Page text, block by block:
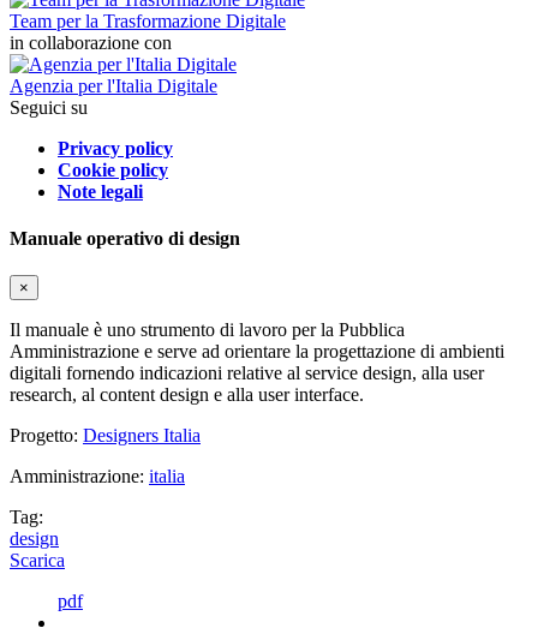
Team per la Trasformazione Digitale
in collaborazione con
Agenzia per l'Italia Digitale
Seguici su
Privacy policy
Cookie policy
Note legali
Manuale operativo di design
×
Il manuale è uno strumento di lavoro per la Pubblica
Amministrazione e serve ad orientare la progettazione di ambienti
digitali fornendo indicazioni relative al service design, alla user
research, al content design e alla user interface.
Progetto: Designers Italia
Amministrazione: italia
Tag:
design
Scarica
pdf